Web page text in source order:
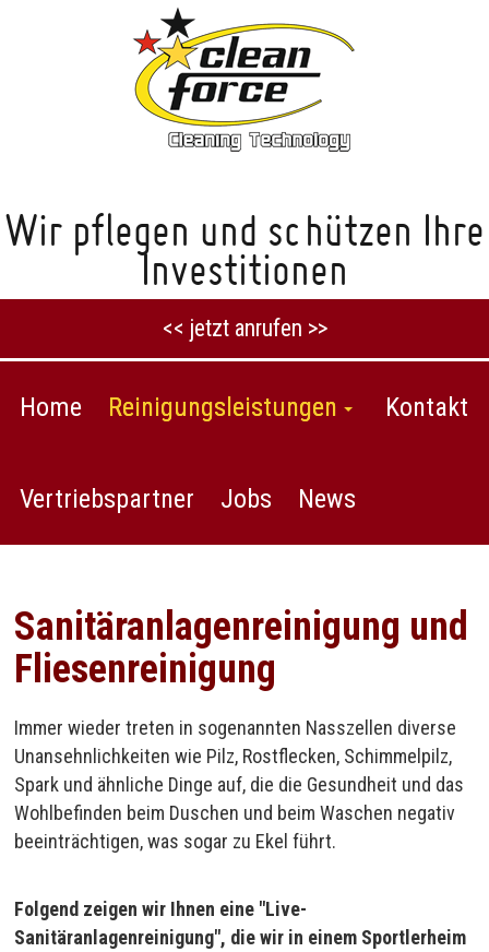
Wir pflegen und schützen Ihre
Investitionen
<< jetzt anrufen >>
Home Reinigungsleistungen Kontakt
Vertriebspartner Jobs News
Sanitäranlagenreinigung und
Fliesenreinigung
Immer wieder treten in sogenannten Nasszellen diverse
Unansehnlichkeiten wie Pilz, Rostflecken, Schimmelpilz,
Spark und ähnliche Dinge auf, die die Gesundheit und das
Wohlbefinden beim Duschen und beim Waschen negativ
beeinträchtigen, was sogar zu Ekel führt.
Folgend zeigen wir Ihnen eine "Live-
Sanitäranlagenreinigung", die wir in einem Sportlerheim